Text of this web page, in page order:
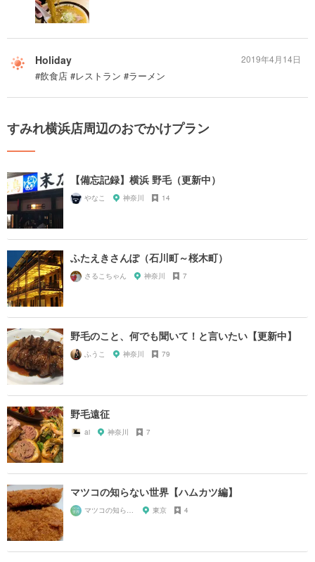
Holiday
#飲食店 #レストラン #ラーメン
2019年4月14日
すみれ横浜店周辺のおでかけプラン
【備忘記録】横浜 野毛（更新中）
やなこ 神奈川 14
ふたえきさんぽ（石川町～桜木町）
さるこちゃん 神奈川 7
野毛のこと、何でも聞いて！と言いたい【更新中】
ふうこ 神奈川 79
野毛遠征
ai 神奈川 7
マツコの知らない世界【ハムカツ編】
マツコの知らない世界マニア 東京 4